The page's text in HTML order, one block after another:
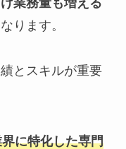
ります。
とスキルが重要
に特化した専門